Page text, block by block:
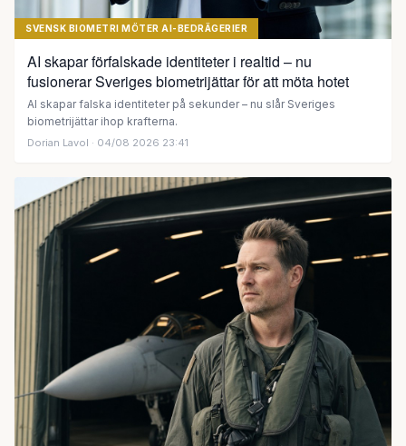
SVENSK BIOMETRI MÖTER AI-BEDRÄGERIER
AI skapar förfalskade identiteter i realtid – nu
fusionerar Sveriges biometrijättar för att möta hotet
AI skapar falska identiteter på sekunder – nu slår Sveriges
biometrijättar ihop krafterna.
Dorian Lavol · 04/08 2026 23:41